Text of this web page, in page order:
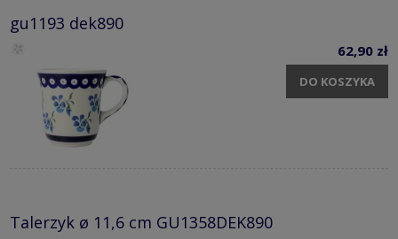
gu1193 dek890
62,90 zł
DO KOSZYKA
Talerzyk ø 11,6 cm GU1358DEK890